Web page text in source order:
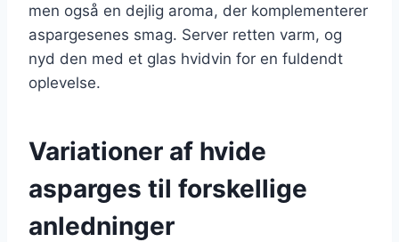
men også en dejlig aroma, der komplementerer
aspargesenes smag. Server retten varm, og
nyd den med et glas hvidvin for en fuldendt
oplevelse.
Variationer af hvide
asparges til forskellige
anledninger